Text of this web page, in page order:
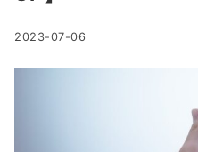
2023-07-06